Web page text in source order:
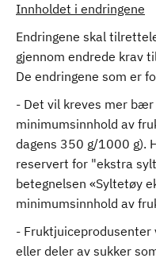
Innholdet i endringene
Endringene skal
gjennom endrede krav
De endringene som er
- Det vil kreves mer
minimumsinnhold av
dagens 350 g/1000 g).
reservert for "ekstra
betegnelsen «Syltetøy
minimumsinnhold av
-
eller deler av sukker